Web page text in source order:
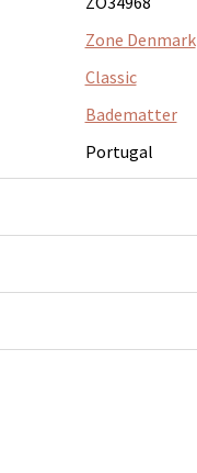
Zone Denmark
Classic
Badematter
Portugal